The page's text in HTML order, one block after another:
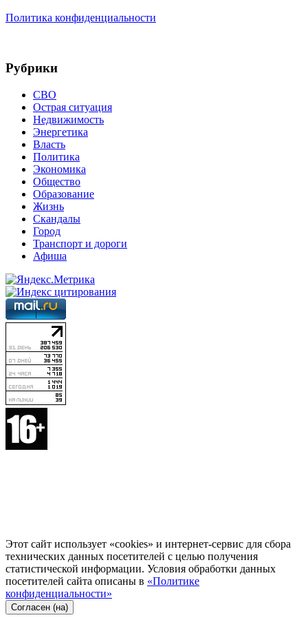
Политика конфиденциальности
Рубрики
СВО
Острая ситуация
Недвижимость
Энергетика
Власть
Политика
Экономика
Общество
Образование
Жизнь
Скандалы
Город
Транспорт и дороги
Афиша
Этот сайт использует «cookies» и интернет-сервис для сбора
технических данных посетителей с целью получения
статистической информации. Условия обработки данных
посетителей сайта описаны в «Политике
конфиденциальности»
Согласен (на)